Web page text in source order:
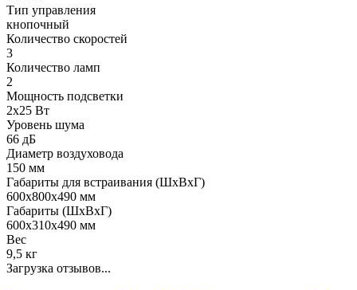
Тип управления
кнопочный
Количество скоростей
3
Количество ламп
2
Мощность подсветки
2х25 Вт
Уровень шума
66 дБ
Диаметр воздуховода
150 мм
Габариты для встраивания (ШхВхГ)
600х800х490 мм
Габариты (ШхВхГ)
600х310х490 мм
Вес
9,5 кг
Загрузка отзывов...